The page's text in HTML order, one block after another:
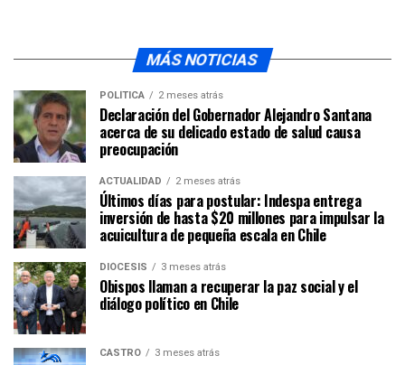
MÁS NOTICIAS
POLÍTICA 2 meses atrás
Declaración del Gobernador Alejandro Santana
acerca de su delicado estado de salud causa
preocupación
ACTUALIDAD 2 meses atrás
Últimos días para postular: Indespa entrega
inversión de hasta $20 millones para impulsar la
acuicultura de pequeña escala en Chile
DIÓCESIS 3 meses atrás
Obispos llaman a recuperar la paz social y el
diálogo político en Chile
CASTRO 3 meses atrás